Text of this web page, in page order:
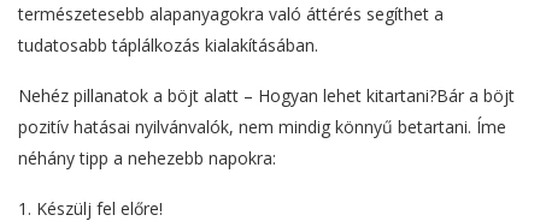
természetesebb alapanyagokra való áttérés segíthet a
tudatosabb táplálkozás kialakításában.
Nehéz pillanatok a böjt alatt – Hogyan lehet kitartani?Bár a böjt
pozitív hatásai nyilvánvalók, nem mindig könnyű betartani. Íme
néhány tipp a nehezebb napokra:
1. Készülj fel előre!